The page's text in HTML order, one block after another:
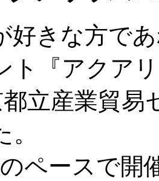
好きな方で
ト『アクア
立産業貿易
ペースで開